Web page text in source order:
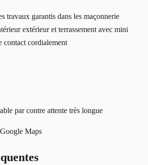
travaux garantis dans les maçonnerie
extérieur et terrassement avec mini
contact cordialement
par contre attente très longue
Maps